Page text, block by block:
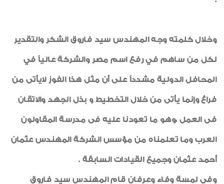
وخلال كلمته وجه المهندس سيد فاروق الشكر والتقدير
لكل من ساهم في رفع اسم مصر والشركة عالياً في
المحافل الدولية مشدداً على أن مثل هذا الفوز لايأتى من
فراغ وإنما يأتى من خلال التخطيط و بذل الجهد والاتقان
فى العمل ،وهو ما تعودنا عليه فى مدرسة المقاولون
العرب وما تعلمناه من مؤسس الشركة المهندس عثمان
أحمد عثمان وجميع القيادات السابقة .
وفى لمسة وفاء وعرفان قام المهندس سيد فاروق